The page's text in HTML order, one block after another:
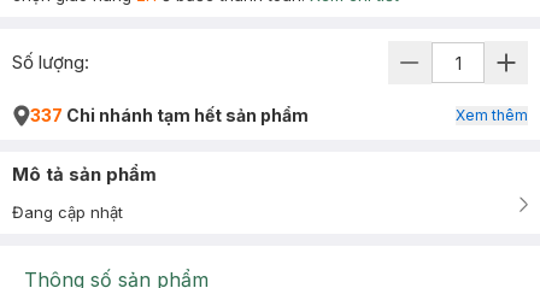
Số lượng:
337 Chi nhánh tạm hết sản phẩm Xem thêm
Mô tả sản phẩm
Đang cập nhật
Thông số sản phẩm